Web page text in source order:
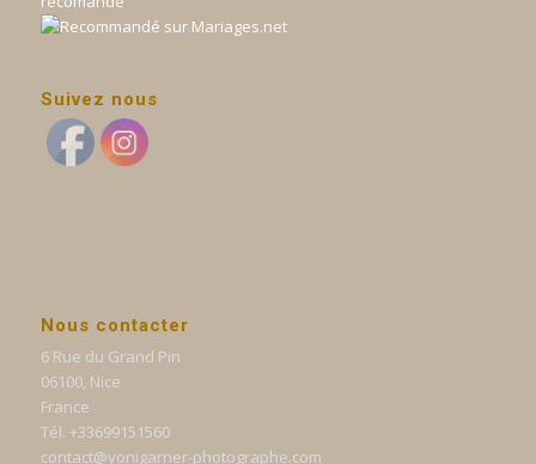
Suivez nous
Nous contacter
6 Rue du Grand Pin
06100, Nice
France
Tél. +33699151560
contact@yonigarner-photographe.com